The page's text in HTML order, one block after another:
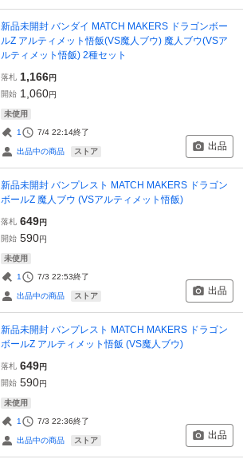
新品未開封 バンダイ MATCH MAKERS ドラゴンボー
ルZ アルティメット悟飯(VS魔人ブウ) 魔人ブウ(VSア
ルティメット悟飯) 2種セット
落札 1,166円
開始 1,060円
未使用
1 7/4 22:14終了
出品中の商品 ストア 出品
新品未開封 バンプレスト MATCH MAKERS ドラゴン
ボールZ 魔人ブウ (VSアルティメット悟飯)
落札 649円
開始 590円
未使用
1 7/3 22:53終了
出品中の商品 ストア 出品
新品未開封 バンプレスト MATCH MAKERS ドラゴン
ボールZ アルティメット悟飯 (VS魔人ブウ)
落札 649円
開始 590円
未使用
1 7/3 22:36終了
出品中の商品 ストア 出品